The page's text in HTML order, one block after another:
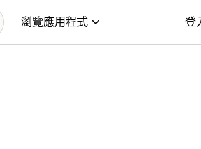
瀏覽應用程式 登